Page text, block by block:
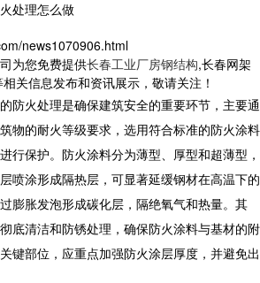
处理怎么做
news1070906.html
为您免费提供长春工业厂房钢结构,长春网架
关信息发布和资讯展示，敬请关注！
的防火处理是确保建筑安全的重要环节，主要通
物的耐火等级要求，选用符合标准的防火涂料
进行保护。防火涂料分为薄型、厚型和超薄型，
喷涂形成隔热层，可显著延缓钢材在高温下的
膨胀发泡形成碳化层，隔绝氧气和热量。其
底清洁和防锈处理，确保防火涂料与基材的附
键部位，应重点加强防火涂层厚度，并避免出